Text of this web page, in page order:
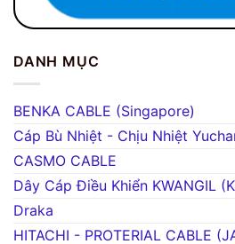
DANH MỤC
BENKA CABLE (Singapore)
Cáp Bù Nhiệt - Chịu Nhiệt
CASMO CABLE
Dây Cáp Điều Khiển KWANGIL
Draka
HITACHI - PROTERIAL CABLE